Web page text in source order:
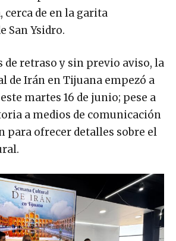
cerca de en la garita
San Ysidro.
de retraso y sin previo aviso, la
de Irán en Tijuana empezó a
martes 16 de junio; pese a
a medios de comunicación
para ofrecer detalles sobre el